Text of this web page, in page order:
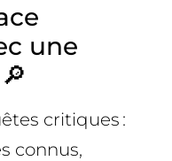
une
critiques :
connus,